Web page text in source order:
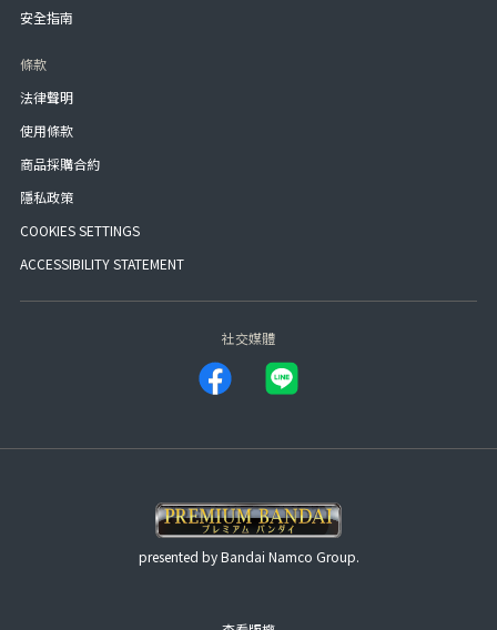
安全指南
條款
法律聲明
使用條款
商品採購合約
隱私政策
COOKIES SETTINGS
ACCESSIBILITY STATEMENT
社交媒體
presented by Bandai Namco Group.